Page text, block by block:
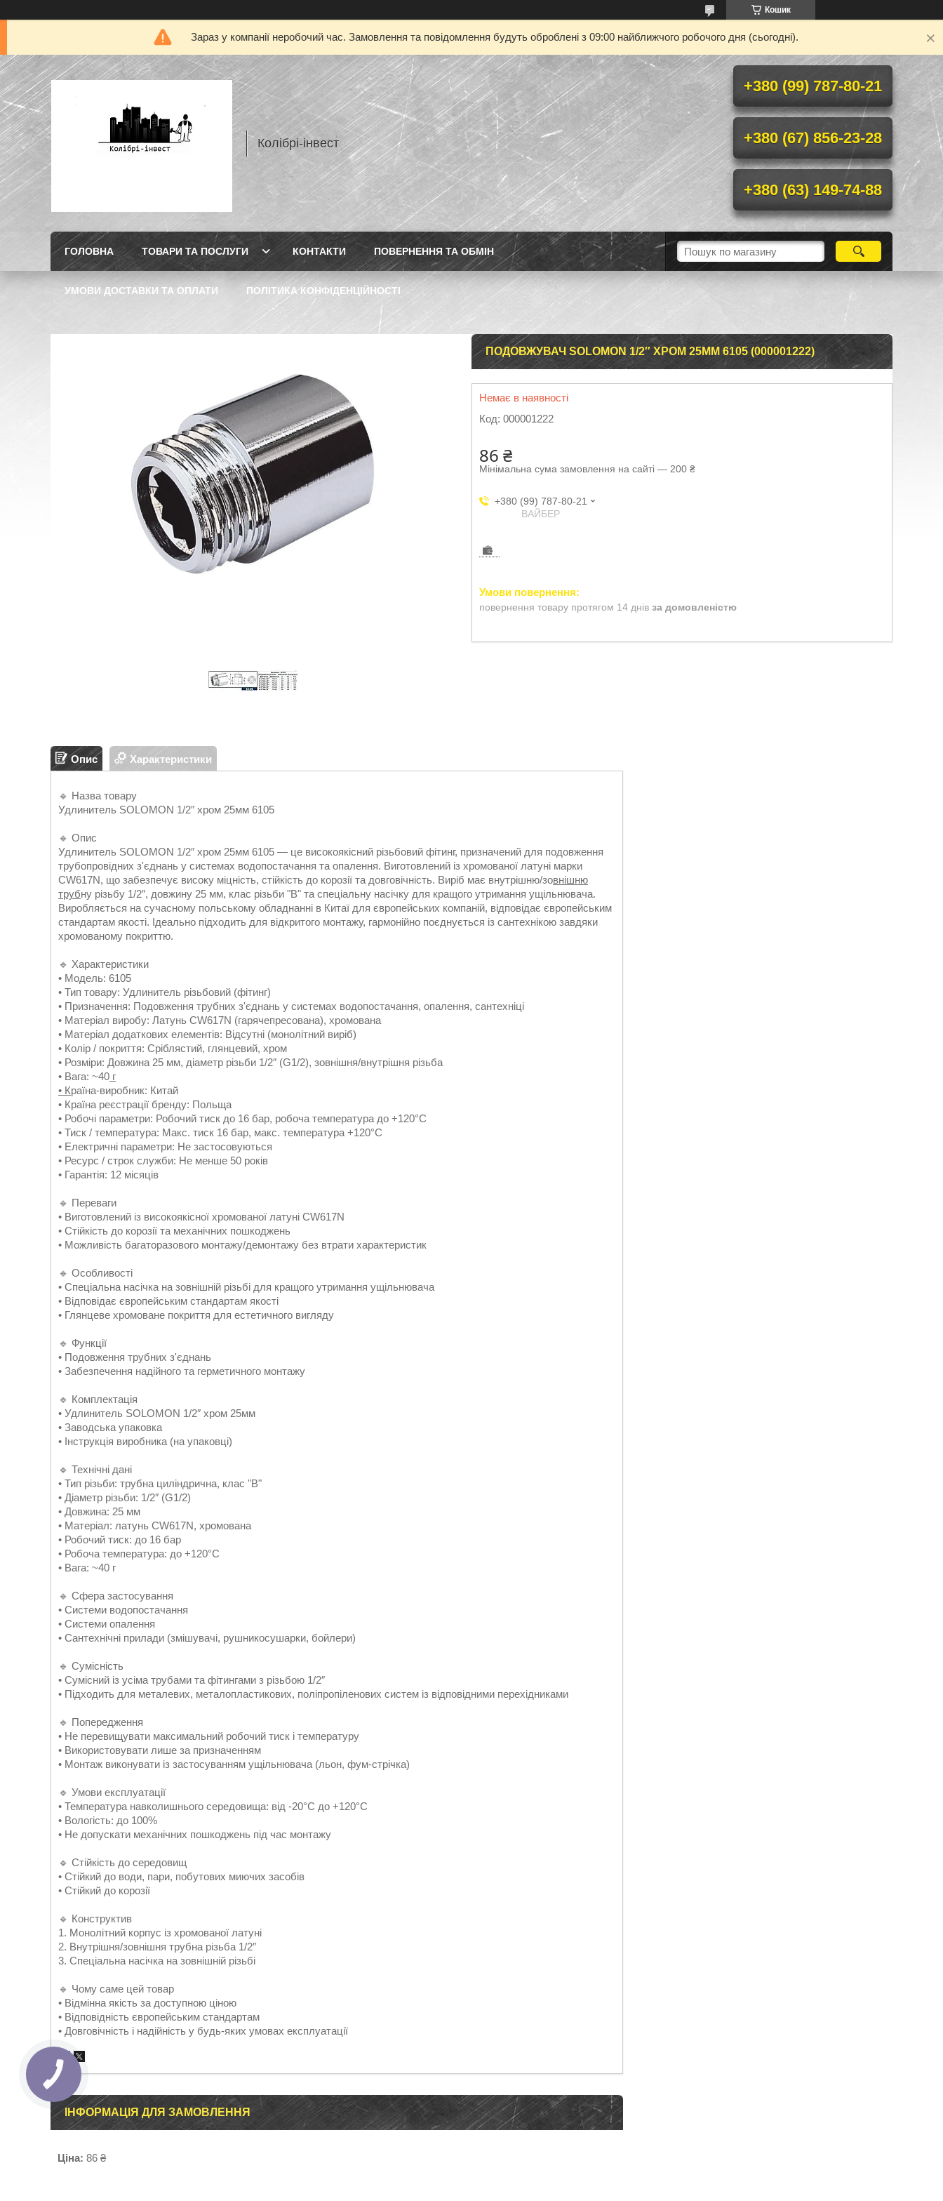
Кошик
Зараз у компанії неробочий час. Замовлення та повідомлення будуть оброблені з 09:00 найближчого робочого дня (сьогодні).
Колібрі-інвест
+380 (99) 787-80-21
+380 (67) 856-23-28
+380 (63) 149-74-88
ГОЛОВНА ТОВАРИ ТА ПОСЛУГИ КОНТАКТИ ПОВЕРНЕННЯ ТА ОБМІН
УМОВИ ДОСТАВКИ ТА ОПЛАТИ ПОЛІТИКА КОНФІДЕНЦІЙНОСТІ
ПОДОВЖУВАЧ SOLOMON 1/2″ ХРОМ 25ММ 6105 (000001222)
Немає в наявності
Код: 000001222
86 ₴
Мінімальна сума замовлення на сайті — 200 ₴
+380 (99) 787-80-21
ВАЙБЕР
повернення товару протягом 14 днів за домовленістю
Опис Характеристики
🔹 Назва товару
Удлинитель SOLOMON 1/2″ хром 25мм 6105
🔹 Опис
Удлинитель SOLOMON 1/2″ хром 25мм 6105 — це високоякісний різьбовий фітинг, призначений для подовження
трубопровідних з'єднань у системах водопостачання та опалення. Виготовлений із хромованої латуні марки
CW617N, що забезпечує високу міцність, стійкість до корозії та довговічність. Виріб має внутрішню/зовнішню
трубну різьбу 1/2″, довжину 25 мм, клас різьби "B" та спеціальну насічку для кращого утримання ущільнювача.
Виробляється на сучасному польському обладнанні в Китаї для європейських компаній, відповідає європейським
стандартам якості. Ідеально підходить для відкритого монтажу, гармонійно поєднується із сантехнікою завдяки
хромованому покриттю.
🔹 Характеристики
• Модель: 6105
• Тип товару: Удлинитель різьбовий (фітинг)
• Призначення: Подовження трубних з'єднань у системах водопостачання, опалення, сантехніці
• Матеріал виробу: Латунь CW617N (гарячепресована), хромована
• Матеріал додаткових елементів: Відсутні (монолітний виріб)
• Колір / покриття: Сріблястий, глянцевий, хром
• Розміри: Довжина 25 мм, діаметр різьби 1/2″ (G1/2), зовнішня/внутрішня різьба
• Вага: ~40 г
• Країна-виробник: Китай
• Країна реєстрації бренду: Польща
• Робочі параметри: Робочий тиск до 16 бар, робоча температура до +120°C
• Тиск / температура: Макс. тиск 16 бар, макс. температура +120°C
• Електричні параметри: Не застосовуються
• Ресурс / строк служби: Не менше 50 років
• Гарантія: 12 місяців
🔹 Переваги
• Виготовлений із високоякісної хромованої латуні CW617N
• Стійкість до корозії та механічних пошкоджень
• Можливість багаторазового монтажу/демонтажу без втрати характеристик
🔹 Особливості
• Спеціальна насічка на зовнішній різьбі для кращого утримання ущільнювача
• Відповідає європейським стандартам якості
• Глянцеве хромоване покриття для естетичного вигляду
🔹 Функції
• Подовження трубних з'єднань
• Забезпечення надійного та герметичного монтажу
🔹 Комплектація
• Удлинитель SOLOMON 1/2″ хром 25мм
• Заводська упаковка
• Інструкція виробника (на упаковці)
🔹 Технічні дані
• Тип різьби: трубна циліндрична, клас "B"
• Діаметр різьби: 1/2″ (G1/2)
• Довжина: 25 мм
• Матеріал: латунь CW617N, хромована
• Робочий тиск: до 16 бар
• Робоча температура: до +120°C
• Вага: ~40 г
🔹 Сфера застосування
• Системи водопостачання
• Системи опалення
• Сантехнічні прилади (змішувачі, рушникосушарки, бойлери)
🔹 Сумісність
• Сумісний із усіма трубами та фітингами з різьбою 1/2″
• Підходить для металевих, металопластикових, поліпропіленових систем із відповідними перехідниками
🔹 Попередження
• Не перевищувати максимальний робочий тиск і температуру
• Використовувати лише за призначенням
• Монтаж виконувати із застосуванням ущільнювача (льон, фум-стрічка)
🔹 Умови експлуатації
• Температура навколишнього середовища: від -20°C до +120°C
• Вологість: до 100%
• Не допускати механічних пошкоджень під час монтажу
🔹 Стійкість до середовищ
• Стійкий до води, пари, побутових миючих засобів
• Стійкий до корозії
🔹 Конструктив
1. Монолітний корпус із хромованої латуні
2. Внутрішня/зовнішня трубна різьба 1/2″
3. Спеціальна насічка на зовнішній різьбі
🔹 Чому саме цей товар
• Відмінна якість за доступною ціною
• Відповідність європейським стандартам
• Довговічність і надійність у будь-яких умовах експлуатації
ІНФОРМАЦІЯ ДЛЯ ЗАМОВЛЕННЯ
Ціна: 86 ₴